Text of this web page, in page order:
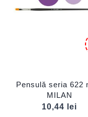
Pensulă seria 622
MILAN
10,44
lei